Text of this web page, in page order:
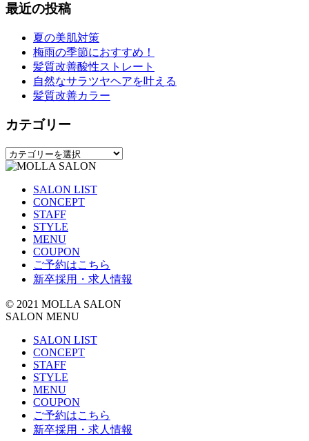
最近の投稿
夏の美肌対策
梅雨の季節におすすめ！
髪質改善酸性ストレート
自然なサラツヤヘアを叶える
髪質改善カラー
カテゴリー
カ
テ
SALON LIST
CONCEPT
STAFF
STYLE
MENU
COUPON
ご予約はこちら
新卒採用・求人情報
© 2021 MOLLA SALON
SALON MENU
SALON LIST
CONCEPT
STAFF
STYLE
MENU
COUPON
ご予約はこちら
新卒採用・求人情報